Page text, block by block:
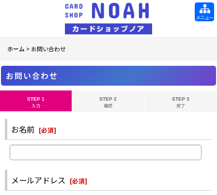
メニュー
ホーム > お問い合わせ
お問い合わせ
STEP 1
入力
STEP 2
確認
STEP 3
完了
お名前 [必須]
メールアドレス [必須]